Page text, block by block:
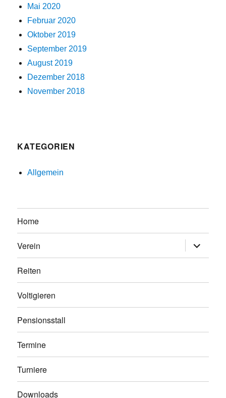
Mai 2020
Februar 2020
Oktober 2019
September 2019
August 2019
Dezember 2018
November 2018
KATEGORIEN
Allgemein
Home
Verein
anzeigen
Reiten
Voltigieren
Pensionsstall
Termine
Turniere
Downloads